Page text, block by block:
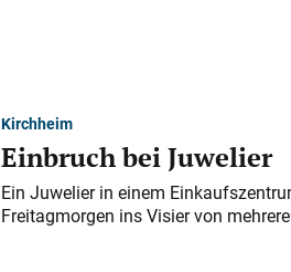
Kirchheim
Einbruch bei Juwelier
Ein Juwelier in einem
Freitagmorgen ins Visier von